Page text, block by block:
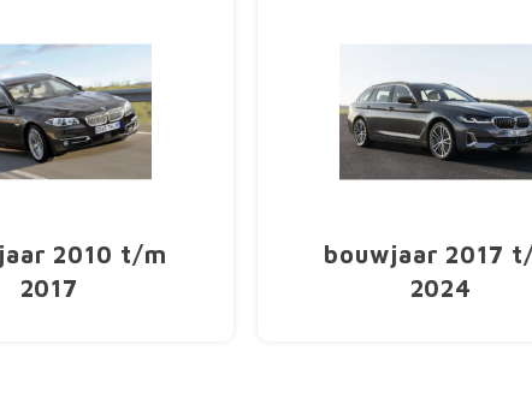
2010 t/m
2017
bouwjaar 2017
2024